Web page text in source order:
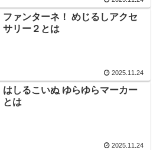
ファンターネ！ めじるしアクセ
サリー２とは
2025.11.24
はしるこいぬ ゆらゆらマーカー
とは
2025.11.24